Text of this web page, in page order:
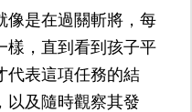
像是在過關斬將，每
樣，直到看到孩子平
代表這項任務的結
以及隨時觀察其發